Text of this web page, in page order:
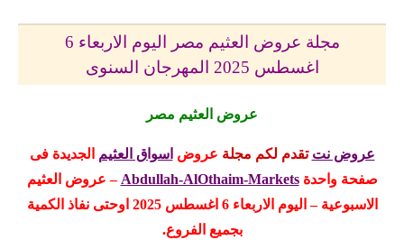
مجلة عروض العثيم مصر اليوم الاربعاء 6
اغسطس 2025 المهرجان السنوى
عروض العثيم مصر
عروض نت تقدم لكم مجلة عروض اسواق العثيم الجديدة فى
صفحة واحدةAbdullah-AlOthaim-Markets – عروض العثيم
الاسبوعية – اليوم الاربعاء 6 اغسطس 2025 اوحتى نفاذ الكمية
بجميع الفروع.